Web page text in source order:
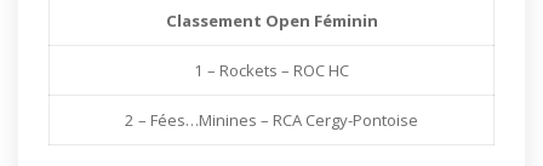
Classement Open Féminin
1 – Rockets – ROC HC
2 – Fées…Minines – RCA Cergy-Pontoise